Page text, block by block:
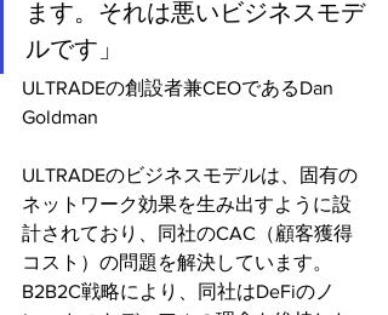
ます。それは悪いビジネスモデ
ルです」
ULTRADEの創設者兼CEOであるDan
Goldman
ULTRADEのビジネスモデルは、固有の
ネットワーク効果を生み出すように設
計されており、同社のCAC（顧客獲得
コスト）の問題を解決しています。
B2B2C戦略により、同社はDeFiのノ